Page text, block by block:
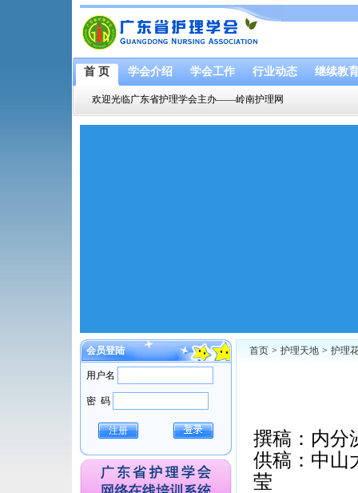
首 页 学会介绍 学会工作 行业动态 继续教
欢迎光临广东省护理学会主办——岭南护理网
会员登陆
用户名
密 码
注册
首页 > 护理天地 > 护理
撰稿：内分
供稿：中山
莹